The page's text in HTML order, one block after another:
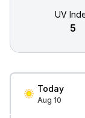
UV
5
Today
Aug 10